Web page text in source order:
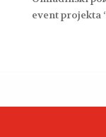
event projekta